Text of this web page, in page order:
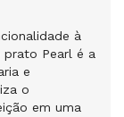
à
prato Pearl é a
e
o
em uma